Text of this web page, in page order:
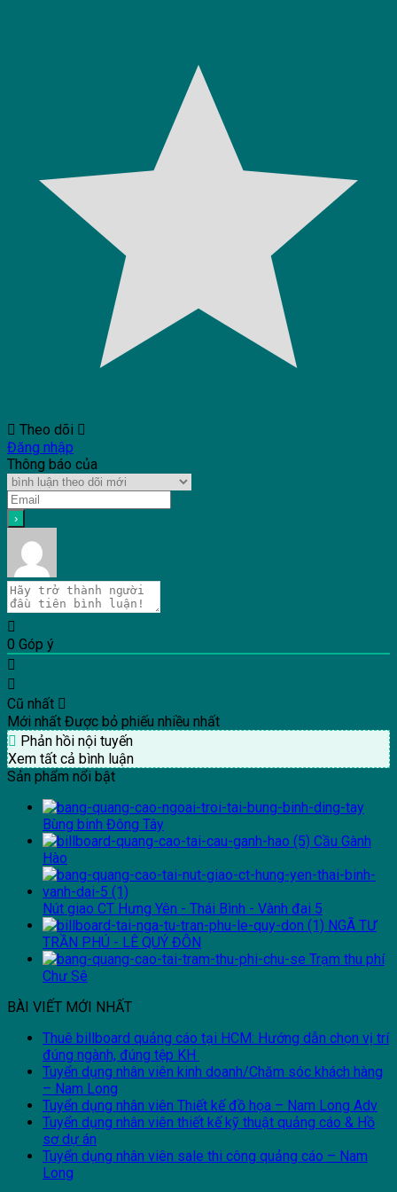
Theo dõi
Đăng nhập
Thông báo của
0 Góp ý
Cũ nhất
Mới nhất Được bỏ phiếu nhiều nhất
Phản hồi nội tuyến
Xem tất cả bình luận
Sản phẩm nổi bật
Bùng binh Đông Tây
Cầu Gành
Hào
Nút giao CT Hưng Yên - Thái Bình - Vành đai 5
NGÃ TƯ
TRẦN PHÚ - LÊ QUÝ ĐÔN
Trạm thu phí
Chư Sê
BÀI VIẾT MỚI NHẤT
Thuê billboard quảng cáo tại HCM: Hướng dẫn chọn vị trí
đúng ngành, đúng tệp KH
Tuyển dụng nhân viên kinh doanh/Chăm sóc khách hàng
– Nam Long
Tuyển dụng nhân viên Thiết kế đồ họa – Nam Long Adv
Tuyển dụng nhân viên thiết kế kỹ thuật quảng cáo & Hồ
sơ dự án
Tuyển dụng nhân viên sale thi công quảng cáo – Nam
Long